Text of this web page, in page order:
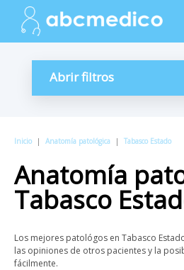
Abrir filtros
Inicio | Anatomía patológica | Tabasco Estado
Anatomía
Tabasco
Los mejores patológos en Tabasco
las opiniones de otros pacientes y la
fácilmente.